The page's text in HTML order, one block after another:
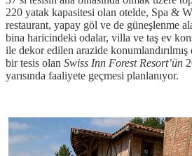
220 yatak kapasitesi olan otelde, Spa &
restaurant, yapay göl ve de güneşlenme
bina haricindeki odalar, villa ve taş ev
ile dekor edilen arazide
bir tesis olan Swiss Inn Forest Resort’ün
yarısında faaliyete geçmesi planlanıyor.